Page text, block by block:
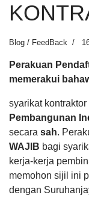
Blog / FeedBack
Perakuan
memerakui
syarikat
Pembangunan
secara sah.
WAJIB bagi
kerja-kerja
memohon sijil ini
dengan